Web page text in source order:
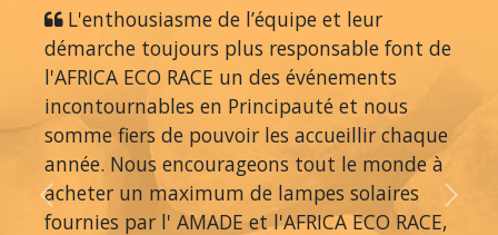
L'enthousiasme de l’équipe et leur
démarche toujours plus responsable font de
l'AFRICA ECO RACE un des événements
incontournables en Principauté et nous
somme fiers de pouvoir les accueillir chaque
année. Nous encourageons tout le monde à
acheter un maximum de lampes solaires
fournies par l' AMADE et l'AFRICA ECO RACE,
Previous Next